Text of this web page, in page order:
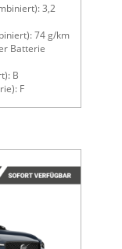
3,2
74 g/km
Batterie
B
F